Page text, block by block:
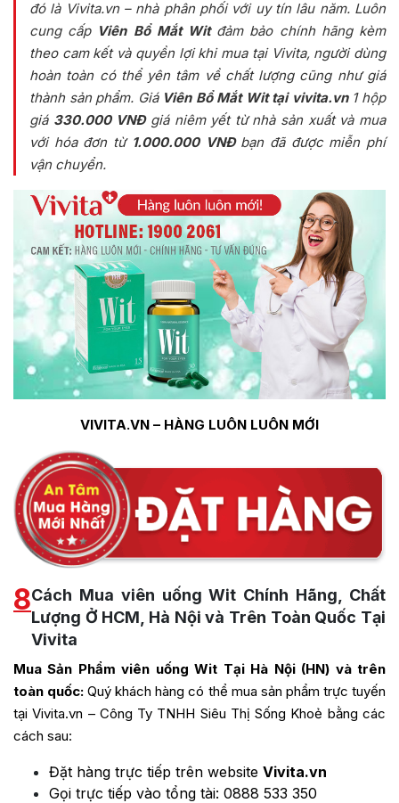
đó là Vivita.vn – nhà phân phối với uy tín lâu năm. Luôn
cung cấp Viên Bổ Mắt Witđảm bảo chính hãng kèm
theo cam kết và quyền lợi khi mua tại Vivita, người dùng
hoàn toàn có thể yên tâm về chất lượng cũng như giá
thành sản phẩm. Giá Viên Bổ Mắt Wit tại vivita.vn1 hộp
giá 330.000 VNĐgiá niêm yết từ nhà sản xuất và mua
với hóa đơn từ 1.000.000 VNĐbạn đã được miễn phí
vận chuyển.
VIVITA.VN – HÀNG LUÔN LUÔN MỚI
8Cách Mua viên uống Wit Chính Hãng, Chất
Lượng Ở HCM, Hà Nội và Trên Toàn Quốc Tại
Vivita
Mua Sản Phẩm viên uống Wit Tại Hà Nội (HN) và trên
toàn quốc: Quý khách hàng có thể mua sản phẩm trực tuyến
tại Vivita.vn – Công Ty TNHH Siêu Thị Sống Khoẻ bằng các
cách sau:
Đặt hàng trực tiếp trên website Vivita.vn
Gọi trực tiếp vào tổng tài: 0888 533 350